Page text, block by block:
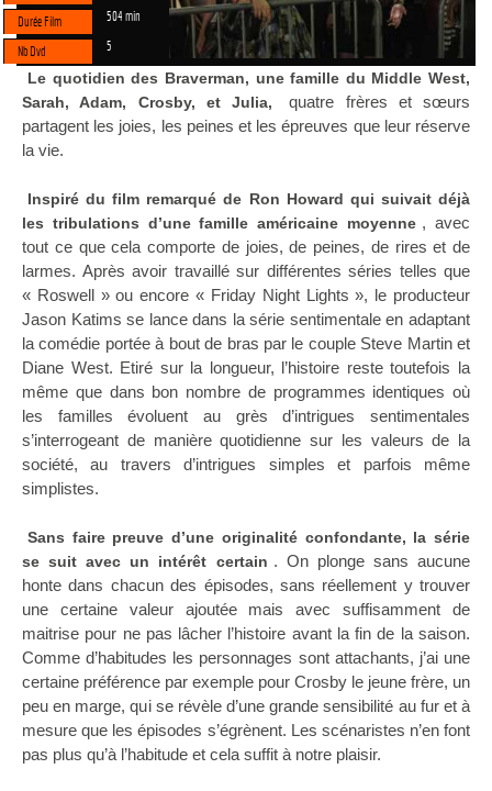
Durée Film 504 min
Nb Dvd 5
Le quotidien des Braverman, une famille du Middle West,
Sarah, Adam, Crosby, et Julia,
quatre frères et sœurs
partagent les joies, les peines et les épreuves que leur réserve
la vie.
Inspiré du film remarqué de Ron Howard qui suivait déjà
les tribulations d’une famille américaine moyenne , avec
tout ce que cela comporte de joies, de peines, de rires et de
larmes. Après avoir travaillé sur différentes séries telles que
« Roswell » ou encore « Friday Night Lights », le producteur
Jason Katims se lance dans la série sentimentale en adaptant
la comédie portée à bout de bras par le couple Steve Martin et
Diane West. Etiré sur la longueur, l’histoire reste toutefois la
même que dans bon nombre de programmes identiques où
les familles évoluent au grès d’intrigues sentimentales
s’interrogeant de manière quotidienne sur les valeurs de la
société, au travers d’intrigues simples et parfois même
simplistes.
Sans faire preuve d’une originalité confondante, la série
se suit avec un intérêt certain . On plonge sans aucune
honte dans chacun des épisodes, sans réellement y trouver
une certaine valeur ajoutée mais avec suffisamment de
maitrise pour ne pas lâcher l’histoire avant la fin de la saison.
Comme d’habitudes les personnages sont attachants, j’ai une
certaine préférence par exemple pour Crosby le jeune frère, un
peu en marge, qui se révèle d’une grande sensibilité au fur et à
mesure que les épisodes s’égrènent. Les scénaristes n’en font
pas plus qu’à l’habitude et cela suffit à notre plaisir.